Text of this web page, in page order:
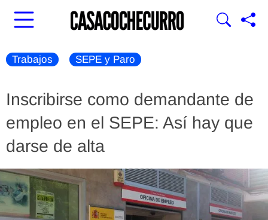
Trabajos SEPE y Paro
Inscribirse como demandante de
empleo en el SEPE: Así hay que
darse de alta